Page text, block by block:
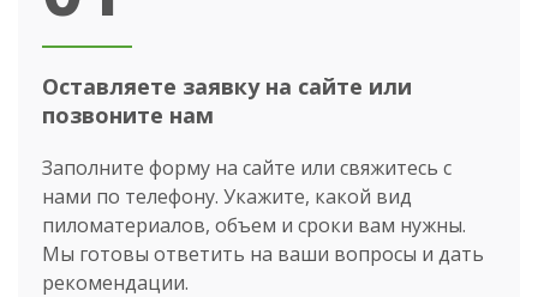
Оставляете заявку на сайте или
позвоните нам
Заполните форму на сайте или свяжитесь с
нами по телефону. Укажите, какой вид
пиломатериалов, объем и сроки вам нужны.
Мы готовы ответить на ваши вопросы и дать
рекомендации.